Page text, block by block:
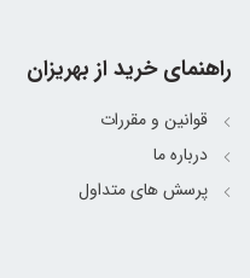
راهنمای خرید از بهریزان
قوانین و مقررات
درباره ما
پرسش های متداول